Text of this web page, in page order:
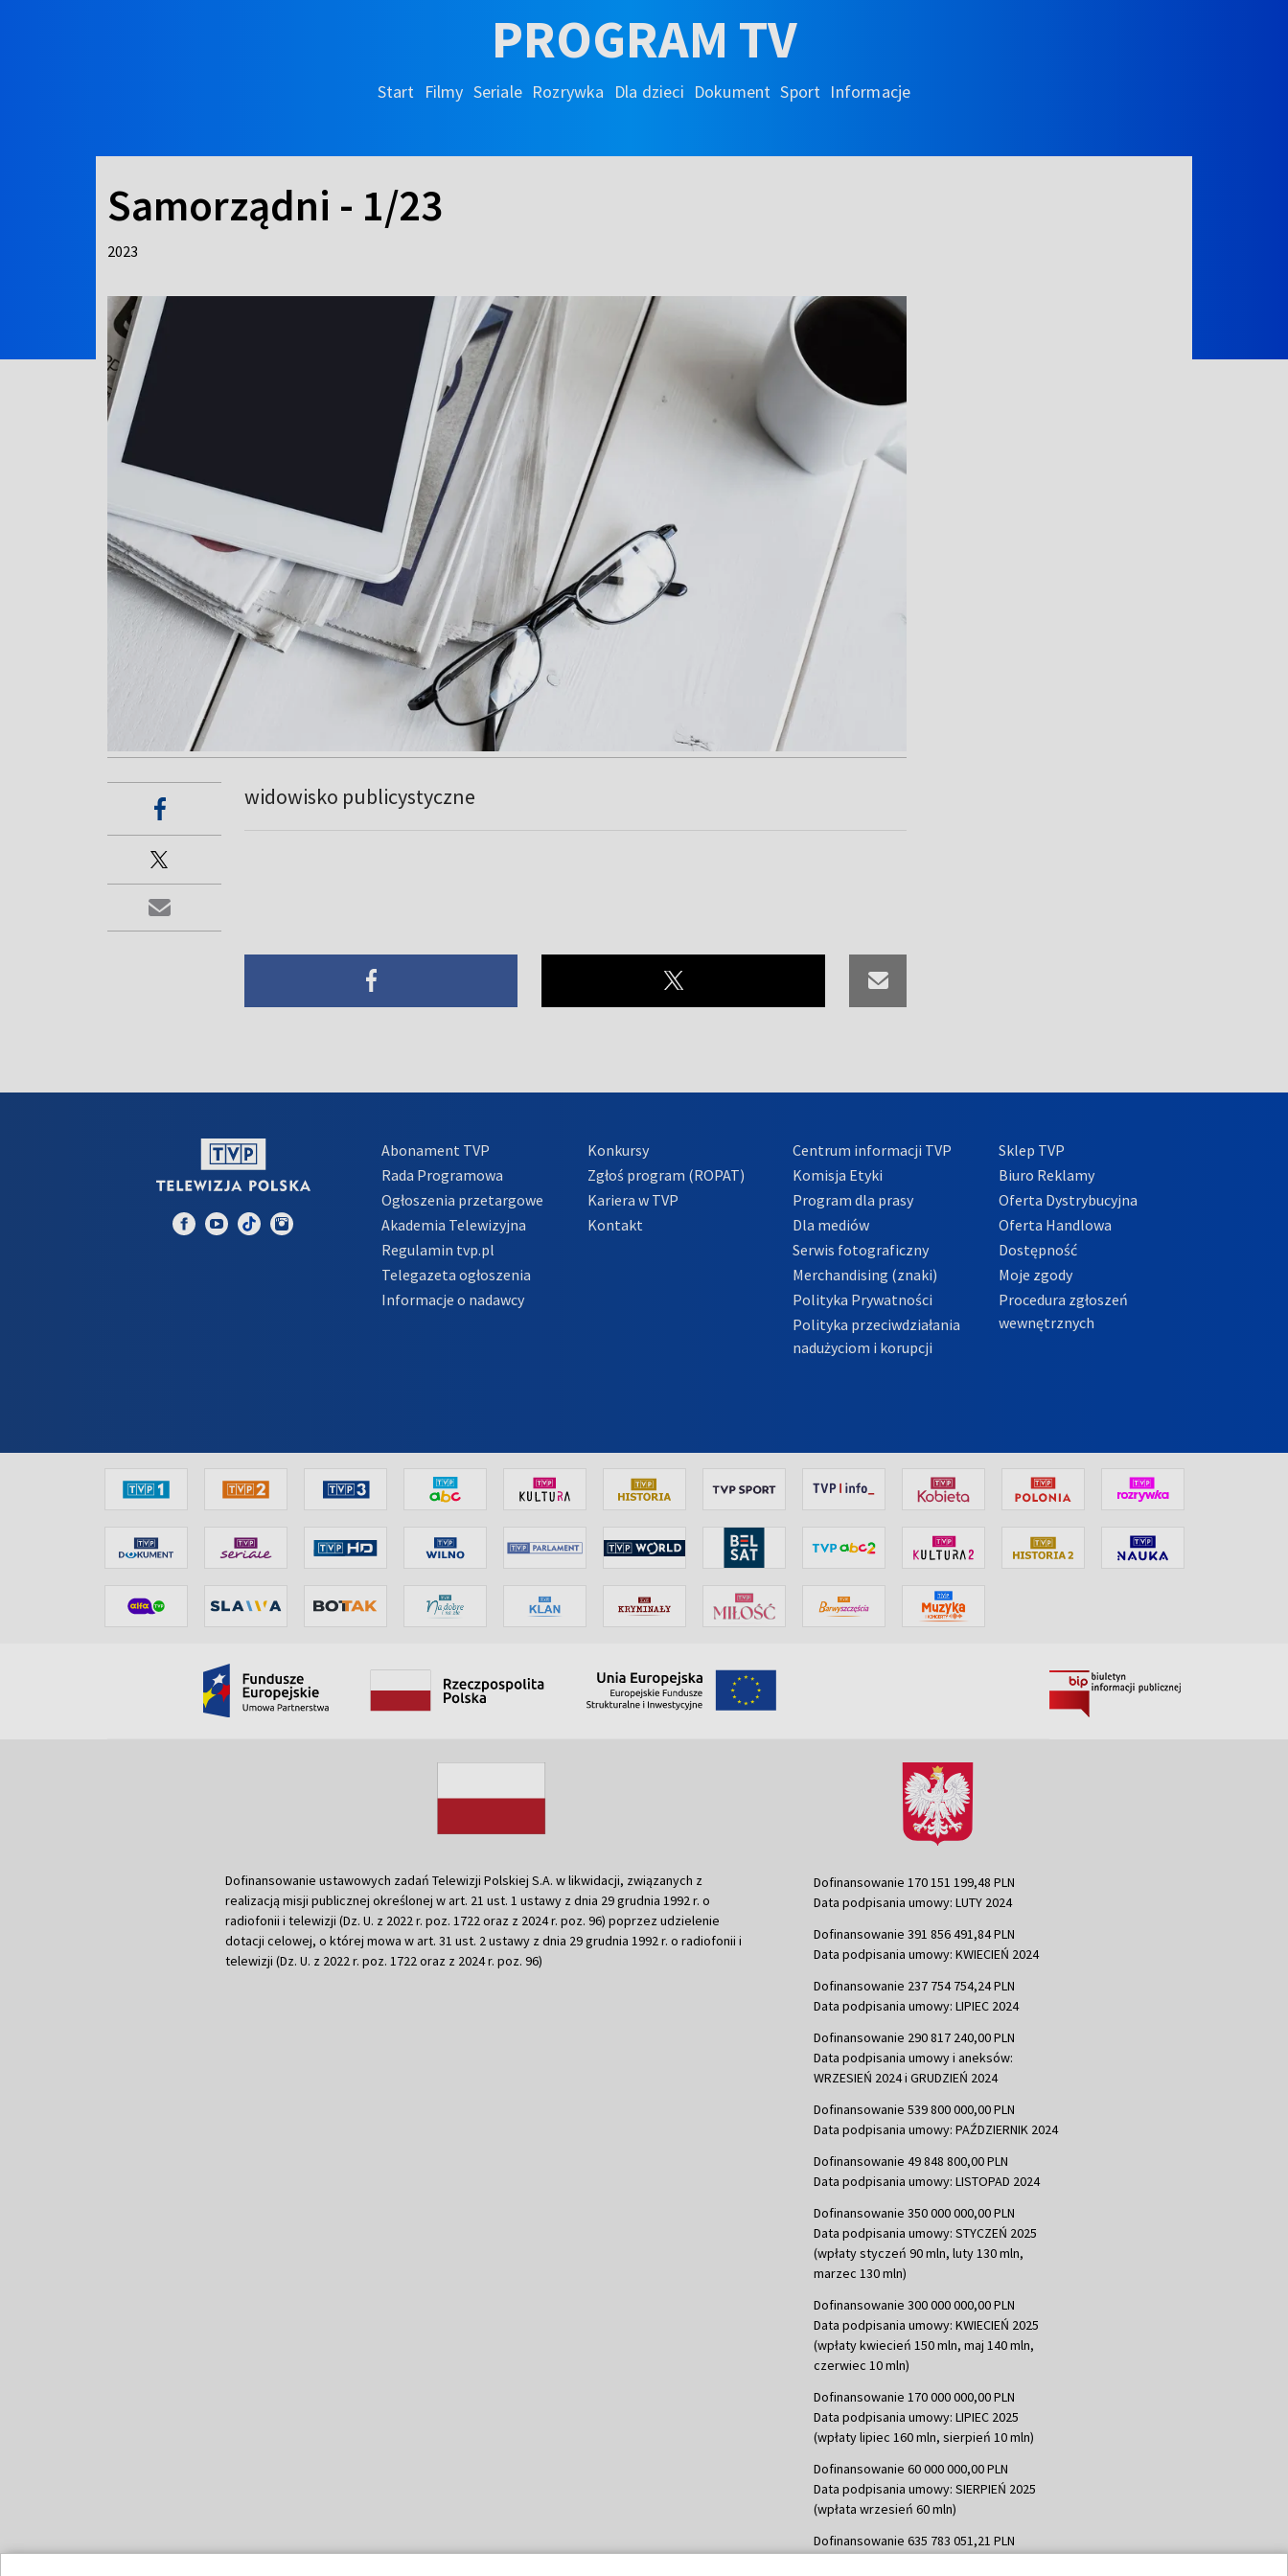
PROGRAM TV
Start Filmy Seriale Rozrywka Dla dzieci Dokument Sport Informacje
Samorządni - 1/23
2023
widowisko publicystyczne
Abonament TVP
Rada Programowa
Ogłoszenia przetargowe
Akademia Telewizyjna
Regulamin tvp.pl
Telegazeta ogłoszenia
Informacje o nadawcy
Konkursy
Zgłoś program (ROPAT)
Kariera w TVP
Kontakt
Centrum informacji TVP
Komisja Etyki
Program dla prasy
Dla mediów
Serwis fotograficzny
Merchandising (znaki)
Polityka Prywatności
Polityka przeciwdziałania
nadużyciom i korupcji
Sklep TVP
Biuro Reklamy
Oferta Dystrybucyjna
Oferta Handlowa
Dostępność
Moje zgody
Procedura zgłoszeń
wewnętrznych
Dofinansowanie ustawowych zadań Telewizji Polskiej S.A. w likwidacji, związanych z
realizacją misji publicznej określonej w art. 21 ust. 1 ustawy z dnia 29 grudnia 1992 r. o
radiofonii i telewizji (Dz. U. z 2022 r. poz. 1722 oraz z 2024 r. poz. 96) poprzez udzielenie
dotacji celowej, o której mowa w art. 31 ust. 2 ustawy z dnia 29 grudnia 1992 r. o radiofonii i
telewizji (Dz. U. z 2022 r. poz. 1722 oraz z 2024 r. poz. 96)
Dofinansowanie 170 151 199,48 PLN
Data podpisania umowy: LUTY 2024
Dofinansowanie 391 856 491,84 PLN
Data podpisania umowy: KWIECIEŃ 2024
Dofinansowanie 237 754 754,24 PLN
Data podpisania umowy: LIPIEC 2024
Dofinansowanie 290 817 240,00 PLN
Data podpisania umowy i aneksów:
WRZESIEŃ 2024 i GRUDZIEŃ 2024
Dofinansowanie 539 800 000,00 PLN
Data podpisania umowy: PAŹDZIERNIK 2024
Dofinansowanie 49 848 800,00 PLN
Data podpisania umowy: LISTOPAD 2024
Dofinansowanie 350 000 000,00 PLN
Data podpisania umowy: STYCZEŃ 2025
(wpłaty styczeń 90 mln, luty 130 mln,
marzec 130 mln)
Dofinansowanie 300 000 000,00 PLN
Data podpisania umowy: KWIECIEŃ 2025
(wpłaty kwiecień 150 mln, maj 140 mln,
czerwiec 10 mln)
Dofinansowanie 170 000 000,00 PLN
Data podpisania umowy: LIPIEC 2025
(wpłaty lipiec 160 mln, sierpień 10 mln)
Dofinansowanie 60 000 000,00 PLN
Data podpisania umowy: SIERPIEŃ 2025
(wpłata wrzesień 60 mln)
Dofinansowanie 635 783 051,21 PLN